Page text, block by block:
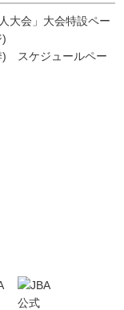
大会」大会特設ペー
)
) スケジュールペー